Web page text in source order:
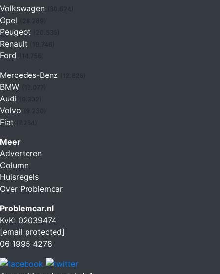
Volkswagen (30.624)
Opel
Peugeot
Renault (19.746)
Ford (14.756)
Mercedes-Benz
BMW
Audi
Volvo
Fiat (7.264)
Meer
Adverteren
Column
Huisregels
Over Problemcar
Problemcar.nl
KvK: 02039474
[email protected]
06 1995 4278